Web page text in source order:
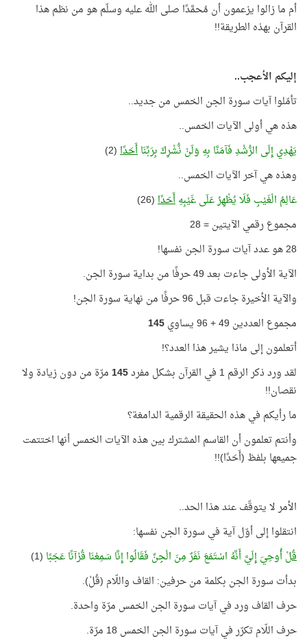
أم ما زالوا يزعمون أن مُحمَّدًا صلى الله عليه وسلّم هو من نظم هذا
القرآن بهذه الطريقة!!
إليكم الأعجب..
تأمّلوا آيات سورة الجن الخمس من جديد..
هذه هي أولى الآيات الخمس..
يَهْدِي إِلَى الرُّشْدِ فَآمَنَّا بِهِ وَلَنْ نُّشْرِكَ بِرَبِّنَاأَحَدًا(2)
وهذه هي آخر الآيات الخمس..
عَالِمُ الْغَيْبِ فَلَا يُظْهِرُ عَلَى غَيْبِهِأَحَدًا(26)
مجموع رقمي الآيتين = 28
28 هو عدد آيات سورة الجن نفسها!
الآية الأولى جاءت بعد 49 حرفًا من بداية سورة الجن.
والآية الأخيرة جاءت قبل 96 حرفًا من نهاية سورة الجن!
مجموع العددين 49 + 96 يساوي
145
أتعلمون إلى ماذا يشير هذا العدد؟!
لقد ورد ذكر الرقم 1 في القرآن بشكل مفرد
145مرّة من دون زيادة ولا
نقصان!!
ما رأيكم في هذه الحقيقة الرقمية الدامغة؟
وأنتم تعلمون أن القاسم المشترك بين هذه الآيات الخمس أنها اختتمت
جميعها بلفظ (أَحَدًا)!!
الأمر لا يتوقّف عند هذا الحد..
انتقلوا إلى أوّل آية في سورة الجن نفسها:
قُلْأُوحِيَ إِلَيَّ أَنَّهُ اسْتَمَعَ نَفَرٌ مِنَ الْجِنِّ فَقَالُوا إِنَّا سَمِعْنَا قُرْآنًا عَجَبًا (1)
بدأت سورة الجن بكلمة من حرفين: القاف واللّام (قُلْ).
حرف القاف ورد في آيات سورة الجن الخمس مرّة واحدة.
حرف اللّام تكرّر في آيات سورة الجن الخمس 18 مرّة.